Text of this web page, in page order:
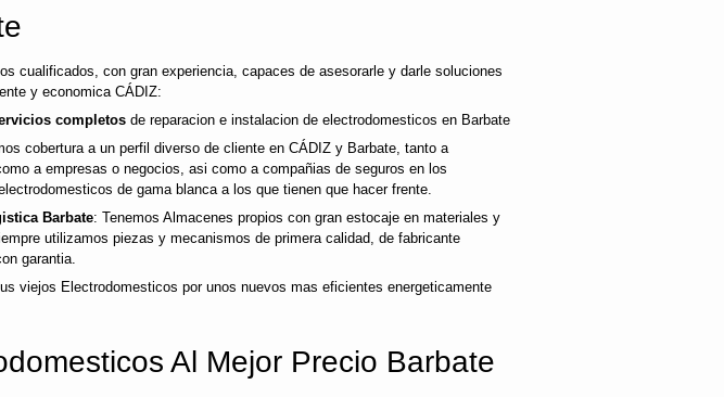
cualificados, con gran experiencia, capaces de asesorarle y darle soluciones
y economica CÁDIZ:
completos de reparacion e instalacion de electrodomesticos en Barbate
cobertura a un perfil diverso de cliente en CÁDIZ y Barbate, tanto a
a empresas o negocios, asi como a compañias de seguros en los
de gama blanca a los que tienen que hacer frente.
Barbate: Tenemos Almacenes propios con gran estocaje en materiales y
utilizamos piezas y mecanismos de primera calidad, de fabricante
garantia.
viejos Electrodomesticos por unos nuevos mas eficientes energeticamente
Al Mejor Precio Barbate